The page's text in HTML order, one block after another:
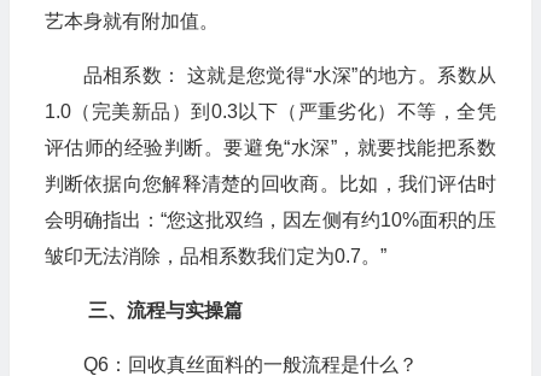
艺本身就有附加值。
品相系数： 这就是您觉得“水深”的地方。系数从
1.0（完美新品）到0.3以下（严重劣化）不等，全凭
评估师的经验判断。要避免“水深”，就要找能把系数
判断依据向您解释清楚的回收商。比如，我们评估时
会明确指出：“您这批双绉，因左侧有约10%面积的压
皱印无法消除，品相系数我们定为0.7。”
三、流程与实操篇
Q6：回收真丝面料的一般流程是什么？